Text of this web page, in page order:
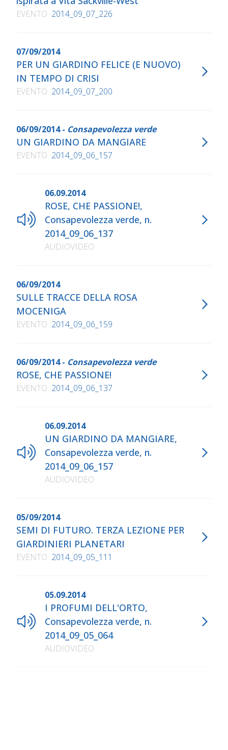
EVENTO 2014_09_07_226
07/09/2014
PER UN GIARDINO FELICE (E NUOVO)
IN TEMPO DI CRISI
EVENTO 2014_09_07_200
06/09/2014 - Consapevolezza verde
UN GIARDINO DA MANGIARE
EVENTO 2014_09_06_157
06.09.2014
ROSE, CHE PASSIONE!,
Consapevolezza verde, n.
2014_09_06_137
AUDIOVIDEO
06/09/2014
SULLE TRACCE DELLA ROSA
MOCENIGA
EVENTO 2014_09_06_159
06/09/2014 - Consapevolezza verde
ROSE, CHE PASSIONE!
EVENTO 2014_09_06_137
06.09.2014
UN GIARDINO DA MANGIARE,
Consapevolezza verde, n.
2014_09_06_157
AUDIOVIDEO
05/09/2014
SEMI DI FUTURO. TERZA LEZIONE PER
GIARDINIERI PLANETARI
EVENTO 2014_09_05_111
05.09.2014
I PROFUMI DELL'ORTO,
Consapevolezza verde, n.
2014_09_05_064
AUDIOVIDEO